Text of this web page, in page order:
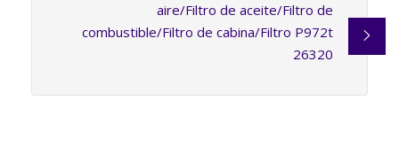
aire/Filtro de aceite/Filtro de
combustible/Filtro de cabina/Filtro P972t
26320